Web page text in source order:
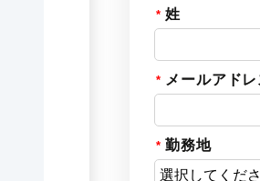
姓
メールアドレ
勤務地